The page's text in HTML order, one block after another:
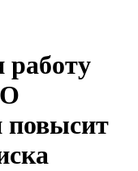
работу
повысит